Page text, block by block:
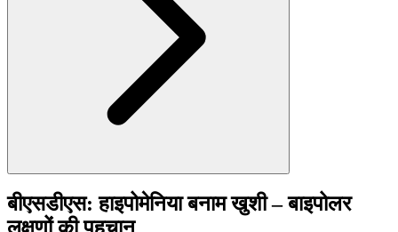
बीएसडीएस: हाइपोमेनिया बनाम खुशी – बाइपोलर
लक्षणों की पहचान